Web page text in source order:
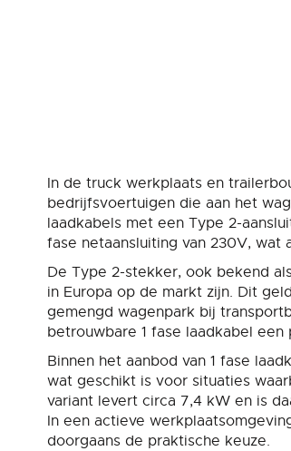
In de truck werkplaats en
bedrijfsvoertuigen die aan het
laadkabels met een Type 2-
fase netaansluiting van 230V,
De Type 2-stekker, ook bekend
in Europa op de markt zijn. Dit
gemengd wagenpark bij
betrouwbare 1 fase laadkabel
Binnen het aanbod van 1 fase
wat geschikt is voor situaties
variant levert circa 7,4 kW en is
In een actieve
doorgaans de praktische keuze.